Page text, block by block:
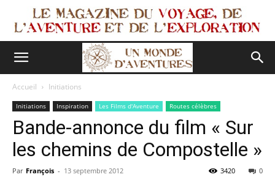
Accueil Initiations
Initiations Inspiration Les Films d'Aventure Routes célèbres
Bande-annonce du film « Sur
les chemins de Compostelle »
Par François - 13 septembre 2012 0
3420